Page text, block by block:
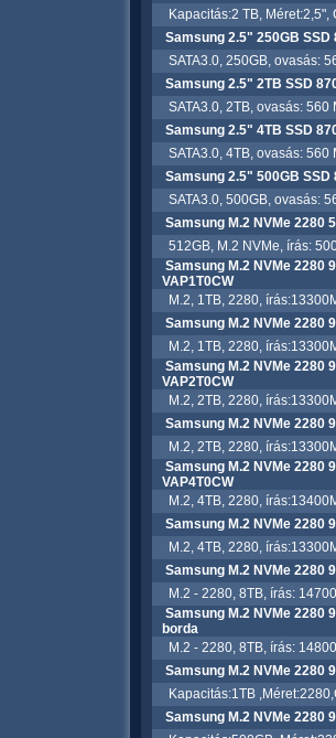
Kapacitás:2 TB, Méret:2,5",
Samsung 2.5" 250GB SSD
SATA3.0, 250GB, ovasás:
Samsung 2.5" 2TB SSD
SATA3.0, 2TB, ovasás: 560
Samsung 2.5" 4TB SSD
SATA3.0, 4TB, ovasás: 560
Samsung 2.5" 500GB SSD
SATA3.0, 500GB, ovasás:
Samsung M.2 NVMe 2280
512GB, M.2 NVMe, írás:
Samsung M.2 NVMe 2280
VAP1T0CW
M.2, 1TB, 2280,
Samsung M.2 NVMe 2280
M.2, 1TB, 2280,
Samsung M.2 NVMe 2280
VAP2T0CW
M.2, 2TB, 2280,
Samsung M.2 NVMe 2280
M.2, 2TB, 2280,
Samsung M.2 NVMe 2280
VAP4T0CW
M.2, 4TB, 2280,
Samsung M.2 NVMe 2280
M.2, 4TB, 2280,
Samsung M.2 NVMe 2280
M.2 - 2280, 8TB, írás:
Samsung M.2 NVMe 2280
borda
M.2 - 2280, 8TB, írás:
Samsung M.2 NVMe 2280
Kapacitás:1TB
Samsung M.2 NVMe 2280